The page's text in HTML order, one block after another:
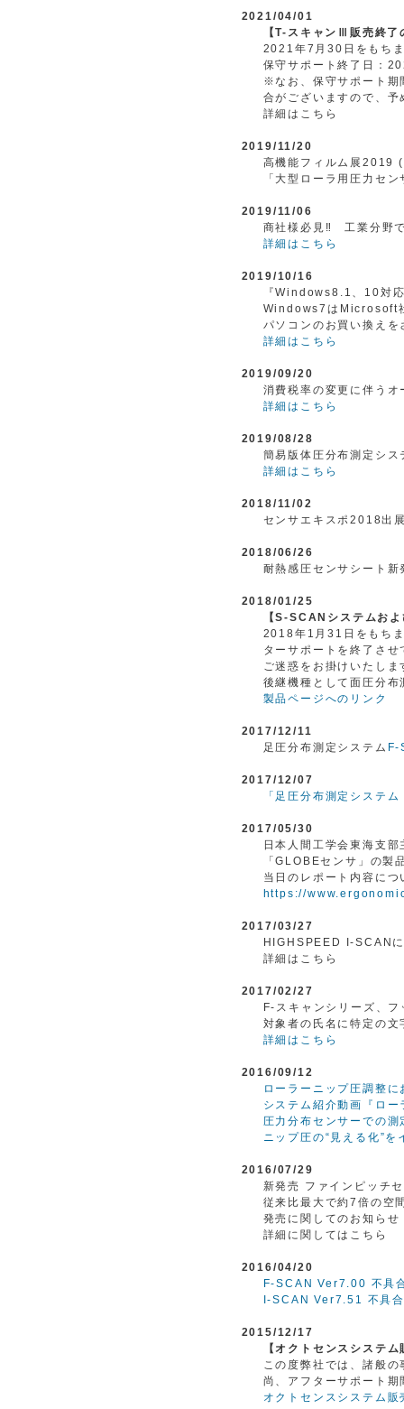
2021/04/01
【T-スキャンⅢ販売終了
2021年7月30日をもち
保守サポート終了日：
※なお、保守サポート期
合がございますので、
詳細はこちら
2019/11/20
高機能フィルム展2019
「大型ローラ用圧力セ
2019/11/06
商社様必見‼ 工業分野
詳細はこちら
2019/10/16
『Windows8.1、10対
Windows7はMicrosoft
パソコンのお買い換え
詳細はこちら
2019/09/20
消費税率の変更に伴う
詳細はこちら
2019/08/28
簡易版体圧分布測定シ
詳細はこちら
2018/11/02
センサエキスポ2018出
2018/06/26
耐熱感圧センサシート新
2018/01/25
【S-SCANシステムお
2018年1月31日をもち
ターサポートを終了さ
ご迷惑をお掛けいたし
後継機種として面圧分
製品ページへのリンク
2017/12/11
足圧分布測定システム F-
2017/12/07
「足圧分布測定システ
2017/05/30
日本人間工学会東海支
「GLOBEセンサ」の製
当日のレポート内容に
https://
2017/03/27
HIGHSPEED I-SCAN
詳細はこちら
2017/02/27
F-スキャンシリーズ、
対象者の氏名に特定の
詳細はこちら
2016/09/12
ローラーニップ圧調整
システム紹介動画『ロ
圧力分布センサーでの
ニップ圧の“見える化”
2016/07/29
新発売 ファインピッチ
従来比最大で約7倍の空
発売に関してのお知らせ
詳細に関してはこちら
2016/04/20
F-SCAN Ver7.00 不具
I-SCAN Ver7.51 不具
2015/12/17
【オクトセンスシステ
この度弊社では、諸般
尚、アフターサポート
オクトセンスシステム